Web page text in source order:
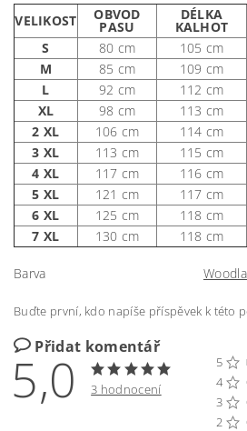
VELIKOST OBVOD
PASU
DÉLKA
KALHOT
S
80 cm 105 cm
M
85 cm 109 cm
L
92 cm 112 cm
XL
98 cm 113 cm
2 XL
106 cm 114 cm
3 XL
113 cm 115 cm
4 XL
117 cm 116 cm
5 XL
121 cm 117 cm
6 XL
125 cm 118 cm
7 XL
130 cm 118 cm
Barva
Buďte první, kdo napíše příspěvek k této
Přidat komentář
5,0 3 hodnocení
5
4
3
2